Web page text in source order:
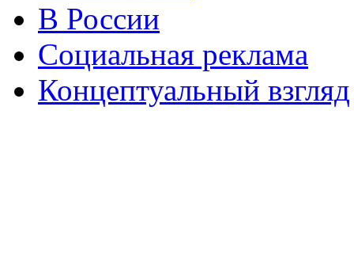
В России
Социальная реклама
Концептуальный взгляд